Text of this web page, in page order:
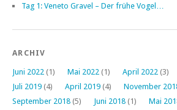
Tag 1: Veneto Gravel – Der frühe Vogel…
ARCHIV
Juni 2022 (1) Mai 2022 (1) April 2022 (3)
Juli 2019 (4) April 2019 (4) November
September 2018 (5) Juni 2018 (1) Mai